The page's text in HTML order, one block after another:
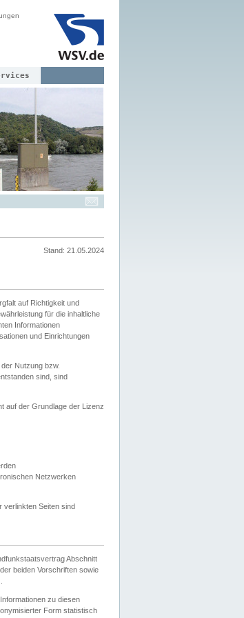
Stand: 21.05.2024
auf Richtigkeit und
für die inhaltliche
Informationen
und Einrichtungen
Nutzung bzw.
sind, sind
auf der Grundlage der Lizenz
Netzwerken
verlinkten Seiten sind
Abschnitt
beiden Vorschriften sowie
zu diesen
Form statistisch